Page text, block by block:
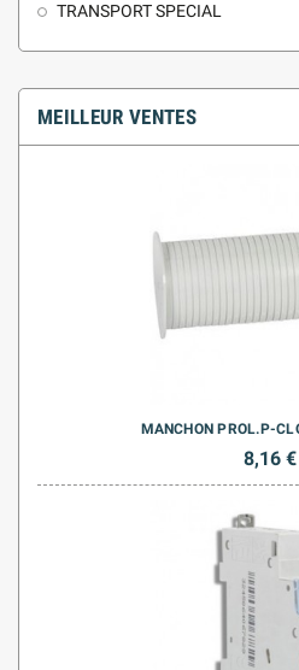
TRANSPORT SPECIAL
MEILLEUR VENTES
MANCHON PROL.P-
8,16 €